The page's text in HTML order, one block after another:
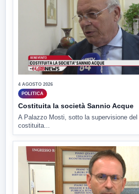
4 AGOSTO 2026
POLITICA
Costituita la società Sannio Acque
A Palazzo Mosti, sotto la supervisione del
costituita...